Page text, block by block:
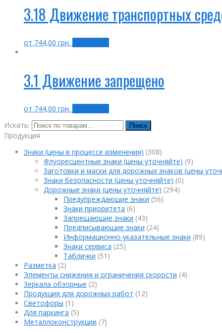
3.18 Движение транспортных
от 744,00 грн.
3.1 Движение запрещено
от 744,00 грн.
Искать:
Поиск
Продукция
Знаки (цены в процессе изменения) (308)
Флуоресцентные знаки (цены уточняйте) (9)
Заготовки и маски для дорожных знаков (цены
Знаки безопасности (цены уточняйте) (0)
Дорожные знаки (цены уточняйте) (294)
Предупреждающие знаки (56)
Знаки приоритета (6)
Запрещающие знаки (43)
Предписывающие знаки (24)
Информационно-указательные знаки (89)
Знаки сервиса (25)
Таблички (51)
Разметка (2)
Элементы снижения и ограничения скорости (4)
Зеркала обзорные (2)
Продукция для дорожных работ (12)
Светофоры (1)
Для паркинга (5)
Металлоконструкции (7)